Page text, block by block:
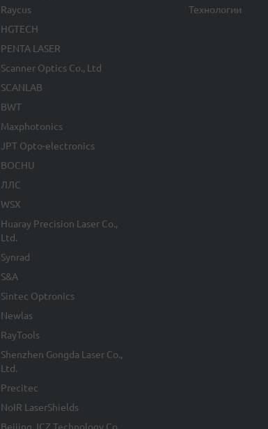
Raycus
HGTECH
PENTA LASER
Scanner Optics Co., Ltd
SCANLAB
BWT
Maxphotonics
JPT Opto-electronics
BOCHU
ЛЛС
WSX
Huaray Precision Laser Co.,
Ltd.
Synrad
S&A
Sintec Optronics
Newlas
RayTools
Shenzhen Gongda Laser Co.,
Ltd.
Precitec
NoIR LaserShields
Beijing JCZ Technology Co.
Технологии